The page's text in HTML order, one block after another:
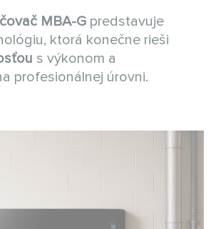
MBA-G predstavuje
ktorá konečne rieši
s výkonom a
profesionálnej úrovni.